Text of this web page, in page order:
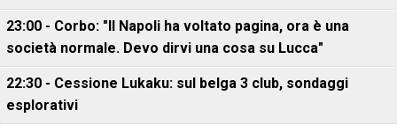
23:00 - Corbo: "Il Napoli ha voltato pagina, ora è una
società normale. Devo dirvi una cosa su Lucca"
22:30 - Cessione Lukaku: sul belga 3 club, sondaggi
esplorativi